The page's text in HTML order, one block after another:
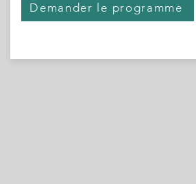
Demander le programme